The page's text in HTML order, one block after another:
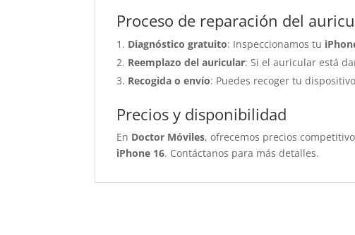
Proceso de reparación del
Diagnóstico gratuito: Inspeccionamos tu
Reemplazo del auricular: Si el auricular está
Recogida o envío: Puedes recoger tu
Precios y disponibilidad
En Doctor Móviles, ofrecemos precios
iPhone 16. Contáctanos para más detalles.